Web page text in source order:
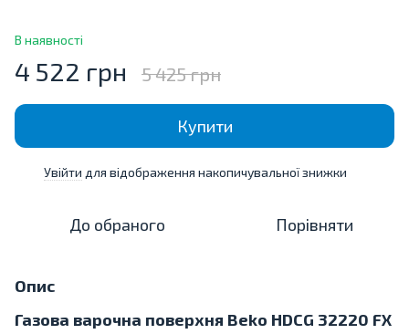
В наявності
4 522 грн 5 425 грн
Купити
Увійти для відображення накопичувальної знижки
До обраного Порівняти
Опис
Газова варочна поверхня Beko HDCG 32220 FX